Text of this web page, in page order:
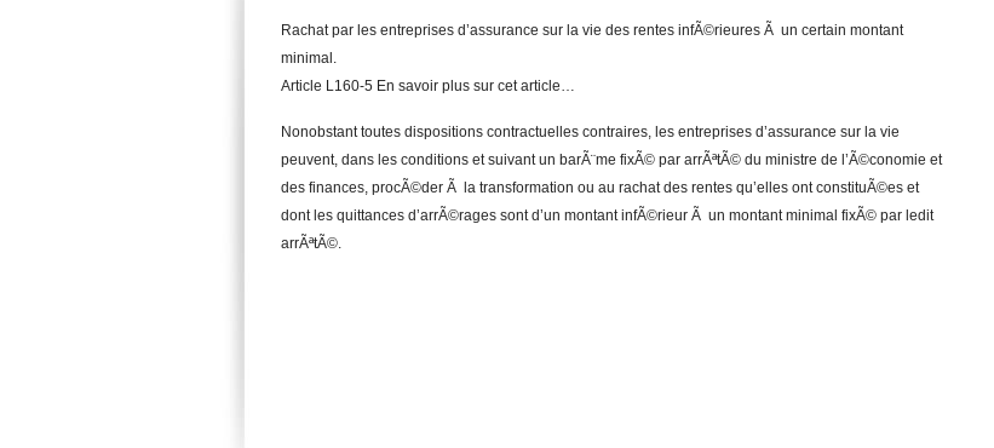
Rachat par les entreprises d’assurance sur la vie des rentes infÃ©rieures Ã un certain montant
minimal.
Article L160-5 En savoir plus sur cet article…
Nonobstant toutes dispositions contractuelles contraires, les entreprises d’assurance sur la vie
peuvent, dans les conditions et suivant un barÃ¨me fixÃ© par arrÃªtÃ© du ministre de l’Ã©conomie et
des finances, procÃ©der Ã la transformation ou au rachat des rentes qu’elles ont constituÃ©es et
dont les quittances d’arrÃ©rages sont d’un montant infÃ©rieur Ã un montant minimal fixÃ© par ledit
arrÃªtÃ©.